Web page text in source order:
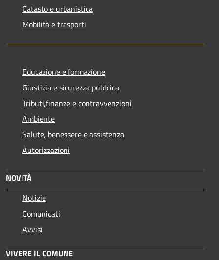
Catasto e urbanistica
Mobilità e trasporti
Educazione e formazione
Giustizia e sicurezza pubblica
Tributi,finanze e contravvenzioni
Ambiente
Salute, benessere e assistenza
Autorizzazioni
NOVITÀ
Notizie
Comunicati
Avvisi
VIVERE IL COMUNE